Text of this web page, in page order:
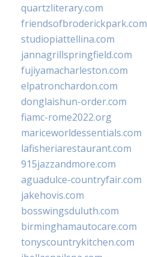
quartzliterary.com
friendsofbroderickpark.com
studiopiattellina.com
jannagrillspringfield.com
fujiyamacharleston.com
elpatronchardon.com
donglaishun-order.com
fiamc-rome2022.org
mariceworldessentials.com
lafisheriarestaurant.com
915jazzandmore.com
aguadulce-countryfair.com
jakehovis.com
bosswingsduluth.com
birminghamautocare.com
tonyscountrykitchen.com